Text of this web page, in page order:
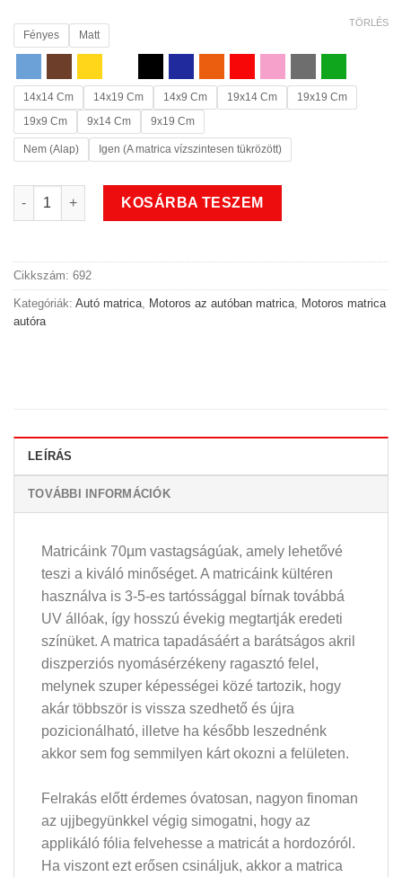
Fényes Matt
14x14 Cm 14x19 Cm 14x9 Cm 19x14 Cm
19x19 Cm
19x9 Cm
9x14 Cm 9x19 Cm
Nem (Alap) Igen (A matrica vízszintesen tükrözött)
TÖRLÉS
Speed motoros az autóban matrica 2 mennyiség
KOSÁRBA TESZEM
Cikkszám: 692
Kategóriák: Autó matrica Motoros az autóban matrica Motoros matrica
autóra
LEÍRÁS
TOVÁBBI INFORMÁCIÓK
Matricáink 70µm vastagságúak, amely lehetővé
teszi a kiváló minőséget. A matricáink kültéren
használva is 3-5-es tartóssággal bírnak továbbá
UV állóak, így hosszú évekig megtartják eredeti
színüket. A matrica tapadásáért a barátságos akril
diszperziós nyomásérzékeny ragasztó felel,
melynek szuper képességei közé tartozik, hogy
akár többször is vissza szedhető és újra
pozicionálható, illetve ha később leszednénk
akkor sem fog semmilyen kárt okozni a felületen.
Felrakás előtt érdemes óvatosan, nagyon finoman
az ujjbegyünkkel végig simogatni, hogy az
applikáló fólia felvehesse a matricát a hordozóról.
Ha viszont ezt erősen csináljuk, akkor a matrica